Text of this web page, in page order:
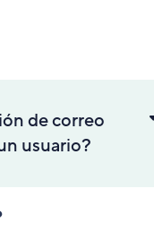
de correo
usuario?